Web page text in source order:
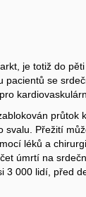
je totiž do
se
průtok
Přežití
léků a
úmrtí na
3 000 lidí, před